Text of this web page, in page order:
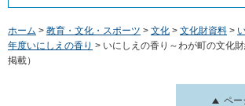
ホーム > 教育・文化・スポーツ > 文化 > 文化財資料 >
年度いにしえの香り > いにしえの香り～わが町の文化
掲載）
ペー